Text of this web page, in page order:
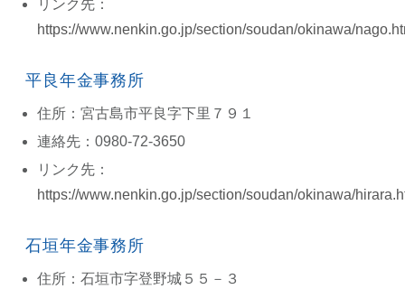
リンク先：
https://www.nenkin.go.jp/section/soudan/okinawa/
平良年金事務所
住所：宮古島市平良字下里７９１
連絡先：0980-72-3650
リンク先：
https://www.nenkin.go.jp/section/soudan/okinawa/
石垣年金事務所
住所：石垣市字登野城５５－３